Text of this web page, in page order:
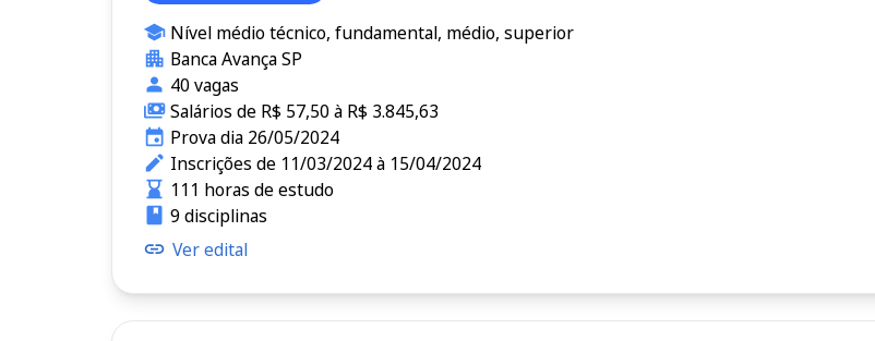
Nível médio técnico, fundamental, médio, superior
Banca Avança SP
40 vagas
Salários de R$ 57,50 à R$ 3.845,63
Prova dia 26/05/2024
Inscrições de 11/03/2024 à 15/04/2024
111 horas de estudo
9 disciplinas
Ver edital